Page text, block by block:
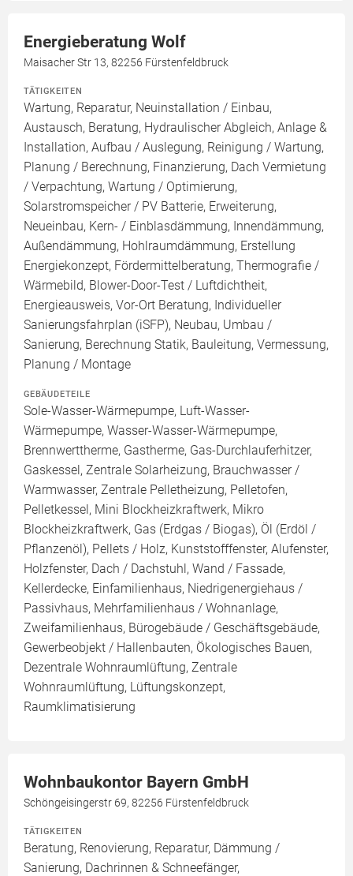
Energieberatung Wolf
Maisacher Str 13, 82256 Fürstenfeldbruck
TÄTIGKEITEN
Wartung, Reparatur, Neuinstallation / Einbau,
Austausch, Beratung, Hydraulischer Abgleich, Anlage &
Installation, Aufbau / Auslegung, Reinigung / Wartung,
Planung / Berechnung, Finanzierung, Dach Vermietung
/ Verpachtung, Wartung / Optimierung,
Solarstromspeicher / PV Batterie, Erweiterung,
Neueinbau, Kern- / Einblasdämmung, Innendämmung,
Außendämmung, Hohlraumdämmung, Erstellung
Energiekonzept, Fördermittelberatung, Thermografie /
Wärmebild, Blower-Door-Test / Luftdichtheit,
Energieausweis, Vor-Ort Beratung, Individueller
Sanierungsfahrplan (iSFP), Neubau, Umbau /
Sanierung, Berechnung Statik, Bauleitung, Vermessung,
Planung / Montage
GEBÄUDETEILE
Sole-Wasser-Wärmepumpe, Luft-Wasser-
Wärmepumpe, Wasser-Wasser-Wärmepumpe,
Brennwerttherme, Gastherme, Gas-Durchlauferhitzer,
Gaskessel, Zentrale Solarheizung, Brauchwasser /
Warmwasser, Zentrale Pelletheizung, Pelletofen,
Pelletkessel, Mini Blockheizkraftwerk, Mikro
Blockheizkraftwerk, Gas (Erdgas / Biogas), Öl (Erdöl /
Pflanzenöl), Pellets / Holz, Kunststofffenster, Alufenster,
Holzfenster, Dach / Dachstuhl, Wand / Fassade,
Kellerdecke, Einfamilienhaus, Niedrigenergiehaus /
Passivhaus, Mehrfamilienhaus / Wohnanlage,
Zweifamilienhaus, Bürogebäude / Geschäftsgebäude,
Gewerbeobjekt / Hallenbauten, Ökologisches Bauen,
Dezentrale Wohnraumlüftung, Zentrale
Wohnraumlüftung, Lüftungskonzept,
Raumklimatisierung
Wohnbaukontor Bayern GmbH
Schöngeisingerstr 69, 82256 Fürstenfeldbruck
TÄTIGKEITEN
Beratung, Renovierung, Reparatur, Dämmung /
Sanierung, Dachrinnen & Schneefänger,